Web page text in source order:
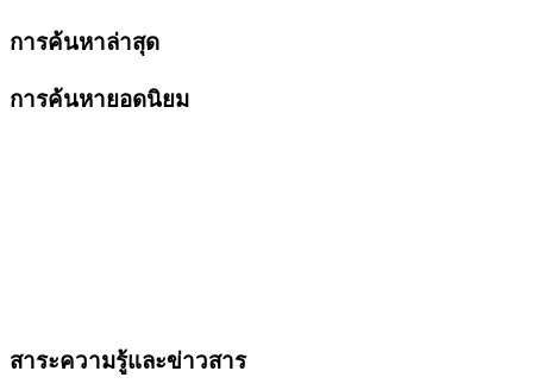
การค้นหาล่าสุด
การค้นหายอดนิยม
สาระความรู้และข่าวสาร